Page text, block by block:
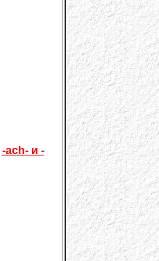
-ach- и -